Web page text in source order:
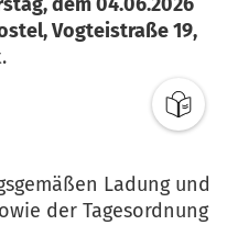
Vogteistraße 19,
Ladung und
der Tagesordnung